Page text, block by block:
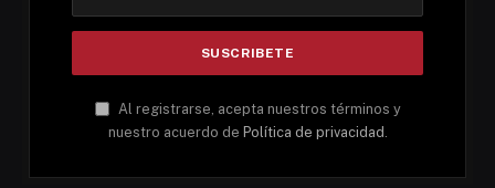
Al registrarse, acepta nuestros términos y
nuestro acuerdo de Política de privacidad